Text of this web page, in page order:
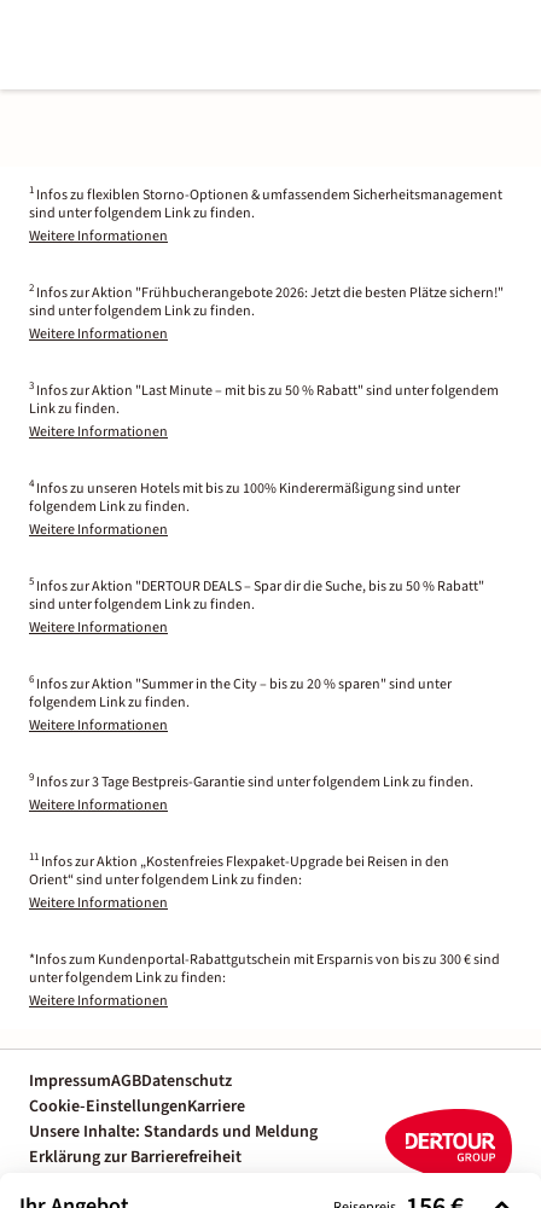
1 Infos zu flexiblen Storno-Optionen & umfassendem Sicherheitsmanagement
sind unter folgendem Link zu finden.
Weitere Informationen
2 Infos zur Aktion "Frühbucherangebote 2026: Jetzt die besten Plätze sichern!"
sind unter folgendem Link zu finden.
Weitere Informationen
3 Infos zur Aktion "Last Minute – mit bis zu 50 % Rabatt" sind unter folgendem
Link zu finden.
Weitere Informationen
4 Infos zu unseren Hotels mit bis zu 100% Kinderermäßigung sind unter
folgendem Link zu finden.
Weitere Informationen
5 Infos zur Aktion "DERTOUR DEALS – Spar dir die Suche, bis zu 50 % Rabatt"
sind unter folgendem Link zu finden.
Weitere Informationen
6 Infos zur Aktion "Summer in the City – bis zu 20 % sparen" sind unter
folgendem Link zu finden.
Weitere Informationen
9 Infos zur 3 Tage Bestpreis-Garantie sind unter folgendem Link zu finden.
Weitere Informationen
11 Infos zur Aktion „Kostenfreies Flexpaket-Upgrade bei Reisen in den
Orient“ sind unter folgendem Link zu finden:
Weitere Informationen
*Infos zum Kundenportal-Rabattgutschein mit Ersparnis von bis zu 300 € sind
unter folgendem Link zu finden:
Weitere Informationen
ImpressumAGBDatenschutz
Cookie-EinstellungenKarriere
Unsere Inhalte: Standards und Meldung
Erklärung zur Barrierefreiheit